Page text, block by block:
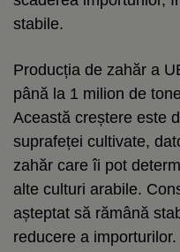
stabile.
Producția de zahăr a
până la 1 milion de
Această creștere este
suprafeței cultivate,
zahăr care îi pot
alte culturi arabile.
așteptat să rămână
reducere a importurilor.